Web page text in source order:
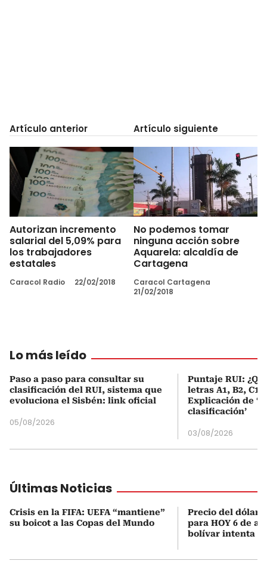
Artículo anterior
Autorizan incremento
salarial del 5,09% para
los trabajadores
estatales
Caracol Radio 22/02/2018
Artículo siguiente
No podemos tomar
ninguna acción sobre
Aquarela: alcaldía de
Cartagena
Caracol Cartagena
21/02/2018
Lo más leído
Paso a paso para consultar su
clasificación del RUI, sistema que
evoluciona el Sisbén: link oficial
05/08/2026
Puntaje RUI:
letras A1, B2, C1
Explicación de
clasificación’
03/08/2026
Últimas Noticias
Crisis en la FIFA: UEFA “mantiene”
su boicot a las Copas del Mundo
Precio del dólar
para HOY 6 de
bolívar intenta